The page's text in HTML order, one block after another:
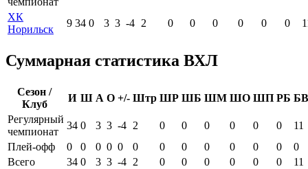
ХК
Норильск
9 34 0 3 3 -4 2 0 0 0 0 0 0
Суммарная статистика ВХЛ
Сезон /
Клуб
И Ш А О +/- Штр ШР ШБ ШМ ШО ШП РБ БВ
Регулярный
чемпионат
34 0 3 3 -4 2 0 0 0 0 0 0
11
Плей-офф
0 0 0 0 0 0 0 0 0 0 0 0
0
Всего
34 0 3 3 -4 2 0 0 0 0 0 0
11